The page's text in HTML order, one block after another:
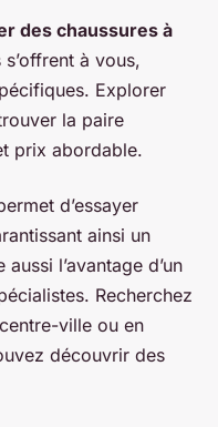
des chaussures à
à vous,
Explorer
la paire
prix abordable.
d’essayer
ainsi un
l’avantage d’un
Recherchez
ville ou en
découvrir des